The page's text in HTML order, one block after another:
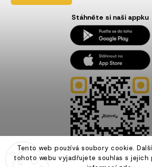
Tento web používá soubory cookie.
tohoto webu vyjadřujete souhlas s jejich
Stáhněte si naši appku